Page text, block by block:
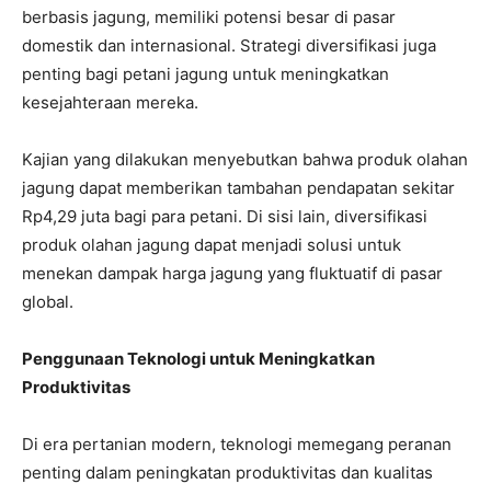
berbasis jagung, memiliki potensi besar di pasar
domestik dan internasional. Strategi diversifikasi juga
penting bagi petani jagung untuk meningkatkan
kesejahteraan mereka.
Kajian yang dilakukan menyebutkan bahwa produk olahan
jagung dapat memberikan tambahan pendapatan sekitar
Rp4,29 juta bagi para petani. Di sisi lain, diversifikasi
produk olahan jagung dapat menjadi solusi untuk
menekan dampak harga jagung yang fluktuatif di pasar
global.
Penggunaan Teknologi untuk Meningkatkan
Produktivitas
Di era pertanian modern, teknologi memegang peranan
penting dalam peningkatan produktivitas dan kualitas